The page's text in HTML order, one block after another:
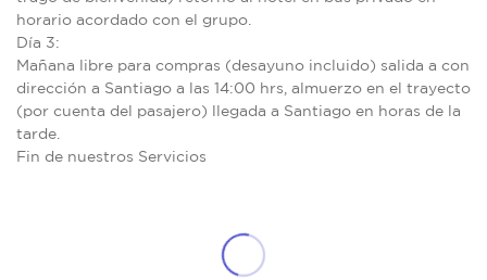
horario acordado con el grupo.
Día 3:
Mañana libre para compras (desayuno incluido) salida a con
dirección a Santiago a las 14:00 hrs, almuerzo en el trayecto
(por cuenta del pasajero) llegada a Santiago en horas de la
tarde.
Fin de nuestros Servicios